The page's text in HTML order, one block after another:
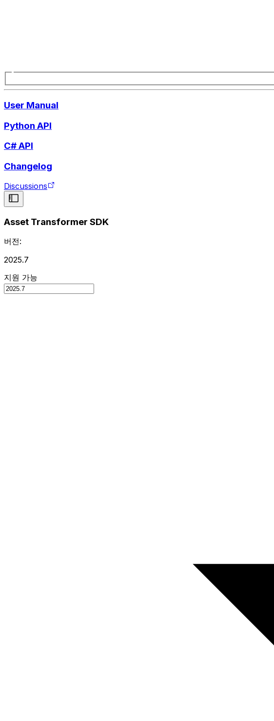
User Manual
Python API
C# API
Changelog
Discussions
Asset Transformer SDK
버전:
2025.7
지원 가능